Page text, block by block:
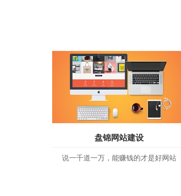
盘锦网站建设
说一千道一万，能赚钱的才是好网站